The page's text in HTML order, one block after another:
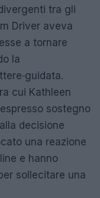
tra gli
Driver aveva
a tornare
la
cui Kathleen
sostegno
decisione
una reazione
e hanno
sollecitare una